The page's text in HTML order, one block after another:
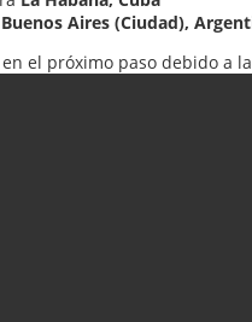
Buenos Aires (Ciudad),
el próximo paso debido a